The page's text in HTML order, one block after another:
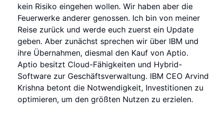
kein Risiko eingehen wollen. Wir haben aber die
Feuerwerke anderer genossen. Ich bin von meiner
Reise zurück und werde euch zuerst ein Update
geben. Aber zunächst sprechen wir über IBM und
ihre Übernahmen, diesmal den Kauf von Aptio.
Aptio besitzt Cloud-Fähigkeiten und Hybrid-
Software zur Geschäftsverwaltung. IBM CEO Arvind
Krishna betont die Notwendigkeit, Investitionen zu
optimieren, um den größten Nutzen zu erzielen.